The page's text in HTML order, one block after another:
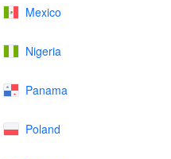
Mexico
Nigeria
Panama
Poland